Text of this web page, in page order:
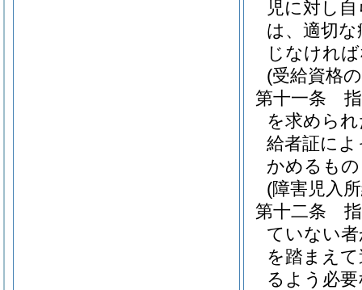
児に対し
は、適切
じなけれ
(受給資格
第十一条
を求めら
給者証によ
かめるも
(障害児入
第十二条
ていない
を踏まえ
るよう必